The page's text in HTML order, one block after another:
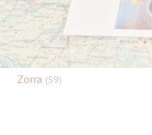
Zorra (59)